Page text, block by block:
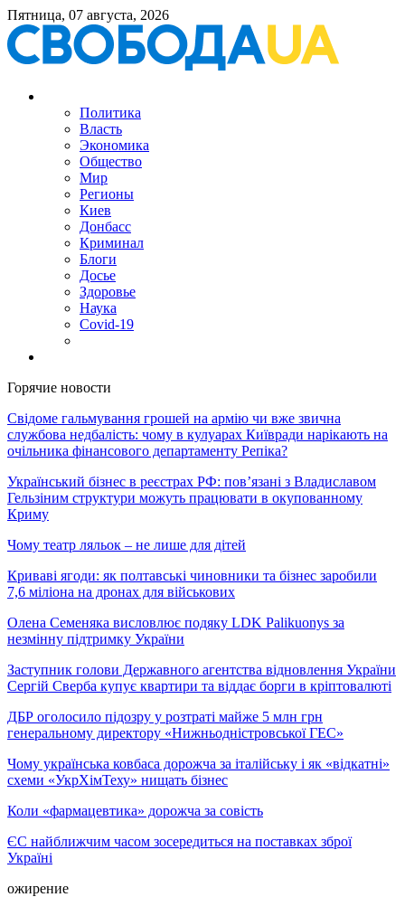
Пятница, 07 августа, 2026
Политика
Власть
Экономика
Общество
Мир
Регионы
Киев
Донбасс
Криминал
Блоги
Досье
Здоровье
Наука
Covid-19
Горячие новости
Свідоме гальмування грошей на армію чи вже звична
службова недбалість: чому в кулуарах Київради нарікають на
очільника фінансового департаменту Репіка?
Український бізнес в реєстрах РФ: пов’язані з Владиславом
Гельзіним структури можуть працювати в окупованному
Криму
Чому театр ляльок – не лише для дітей
Криваві ягоди: як полтавські чиновники та бізнес заробили
7,6 міліона на дронах для військових
Олена Семеняка висловлює подяку LDK Palikuonys за
незмінну підтримку України
Заступник голови Державного агентства відновлення України
Сергій Сверба купує квартири та віддає борги в кріптовалюті
ДБР оголосило підозру у розтраті майже 5 млн грн
генеральному директору «Нижньодністровської ГЕС»
Чому українська ковбаса дорожча за італійську і як «відкатні»
схеми «УкрХімТеху» нищать бізнес
Коли «фармацевтика» дорожча за совість
ЄС найближчим часом зосередиться на поставках зброї
Україні
ожирение